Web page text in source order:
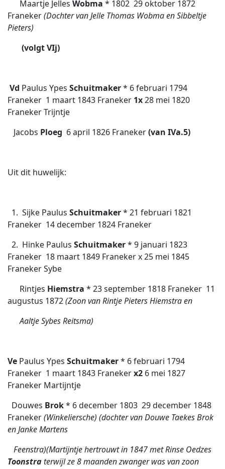
Maartje Jelles Wobma * 1802  29 oktober 1872
Franeker(Dochter van Jelle Thomas Wobma en Sibbeltje
Pieters)
(volgt VIj)
Vd Paulus Ypes Schuitmaker* 6 februari 1794
Franeker  1 maart 1843 Franeker 1x28 mei 1820
Franeker Trijntje
Jacobs Ploeg  6 april 1826 Franeker(van IVa.5)
Uit dit huwelijk:
1. Sijke Paulus Schuitmaker* 21 februari 1821
Franeker  14 december 1824 Franeker
2. Hinke Paulus Schuitmaker* 9 januari 1823
Franeker  18 maart 1849 Franeker x 25 mei 1845
Franeker Sybe
Rintjes Hiemstra * 23 september 1818 Franeker  11
augustus 1872(Zoon van Rintje Pieters Hiemstra en
Aaltje Sybes Reitsma)
Ve Paulus Ypes Schuitmaker* 6 februari 1794
Franeker  1 maart 1843 Franekerx2 6 mei 1827
Franeker Martijntje
Douwes Brok* 6 december 1803  29 december 1848
Franeker(Winkeliersche) (dochter van Douwe Taekes Brok
en Janke Martens
Feenstra)(Martijntje hertrouwt in 1847 met Rinse Oedzes
Toonstraterwijl ze8 maanden zwanger was van zoon